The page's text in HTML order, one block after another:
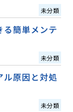
未分類
る簡単メンテ
未分類
ル原因と対処
未分類